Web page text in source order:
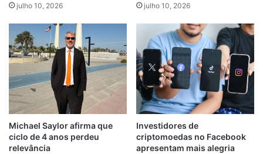
julho 10, 2026 julho 10, 2026
Michael Saylor afirma que
ciclo de 4 anos perdeu
relevância
Investidores de
criptomoedas no Facebook
apresentam mais alegria